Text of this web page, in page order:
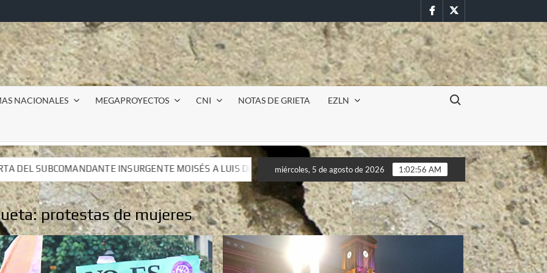
FacebookTwitter
NACIONALES MEGAPROYECTOS CNI NOTAS DE GRIETA EZLN
Buscar:
MOISÉS A LUIS DE TAVIRA
Incursión militar en la UAEM (Morelos) durante paro estudiantil por feminicidios
MOISÉS A LUIS DE TAVIRA
Incursión militar en la UAEM (Morelos) durante paro estudiantil por feminicidios
miércoles, 5 de agosto de 2026 1:02:59 AM
protestas de mujeres